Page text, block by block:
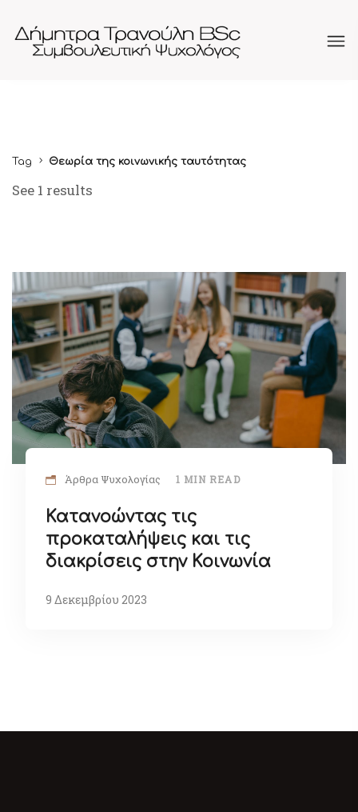
Tag Θεωρία της κοινωνικής ταυτότητας
See 1 results
Άρθρα Ψυχολογίας 1 MIN READ
Κατανοώντας τις
προκαταλήψεις και τις
διακρίσεις στην Κοινωνία
9 Δεκεμβρίου 2023